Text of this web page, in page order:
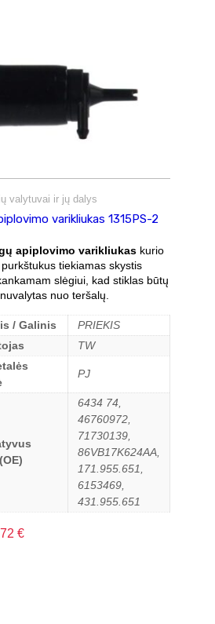
valytuvai ir jų dalys
varikliukas 1315PS-2
apiplovimo varikliukaskurio
tiekiamas skystis
slėgiui, kad stiklas būtų
nuo teršalų.
/ Galinis
PRIEKIS
TW
PJ
6434 74,
46760972,
71730139,
86VB17K624AA,
171.955.651,
6153469,
431.955.651
€